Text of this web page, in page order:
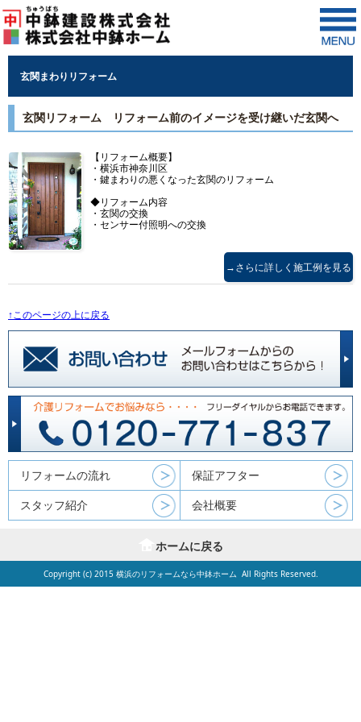
玄関まわりリフォーム
玄関リフォーム リフォーム前のイメージを受け継いだ玄関へ
【リフォーム概要】
・横浜市神奈川区
・鍵まわりの悪くなった玄関のリフォーム
◆リフォーム内容
・玄関の交換
・センサー付照明への交換
→さらに詳しく施工例を見る
↑このページの上に戻る
リフォームの流れ
保証アフター
スタッフ紹介
会社概要
ホームに戻る
Copyright (c) 2015 横浜のリフォームなら中鉢ホーム All Rights Reserved.